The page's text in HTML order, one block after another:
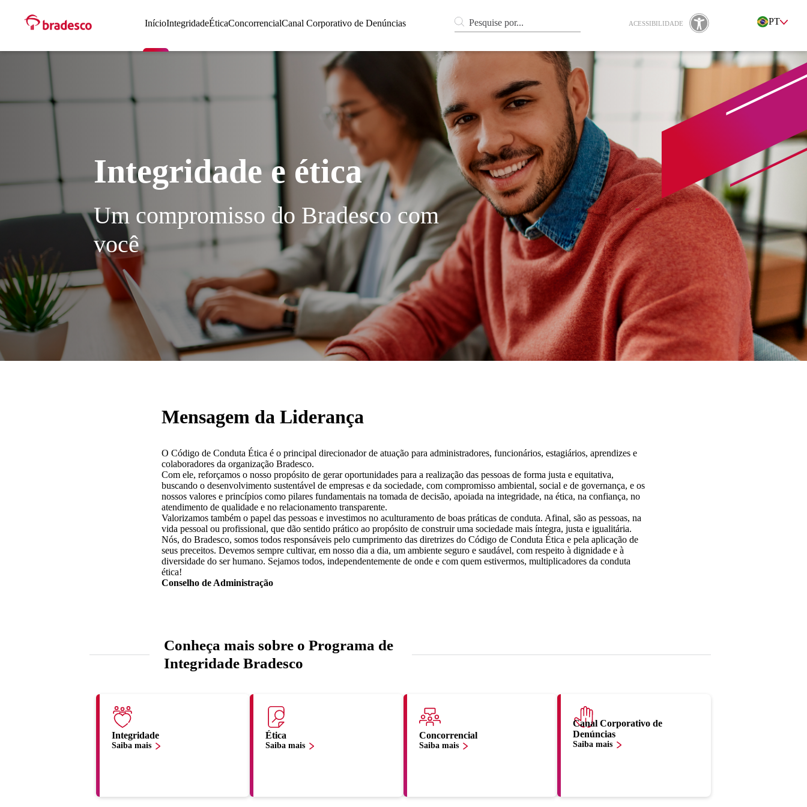
InícioIntegridadeÉticaConcorrencialCanal Corporativo de Denúncias Pesquise por... ACESSIBILIDADE PT
Integridade e ética
Um compromisso do Bradesco com
você
Mensagem da Liderança
O Código de Conduta Ética é o principal direcionador de atuação para administradores, funcionários, estagiários, aprendizes e
colaboradores da organização Bradesco.
Com ele, reforçamos o nosso propósito de gerar oportunidades para a realização das pessoas de forma justa e equitativa,
buscando o desenvolvimento sustentável de empresas e da sociedade, com compromisso ambiental, social e de governança, e os
nossos valores e princípios como pilares fundamentais na tomada de decisão, apoiada na integridade, na ética, na confiança, no
atendimento de qualidade e no relacionamento transparente.
Valorizamos também o papel das pessoas e investimos no aculturamento de boas práticas de conduta. Afinal, são as pessoas, na
vida pessoal ou profissional, que dão sentido prático ao propósito de construir uma sociedade mais íntegra, justa e igualitária.
Nós, do Bradesco, somos todos responsáveis pelo cumprimento das diretrizes do Código de Conduta Ética e pela aplicação de
seus preceitos. Devemos sempre cultivar, em nosso dia a dia, um ambiente seguro e saudável, com respeito à dignidade e à
diversidade do ser humano. Sejamos todos, independentemente de onde e com quem estivermos, multiplicadores da conduta
ética!
Conselho de Administração
Conheça mais sobre o Programa de
Integridade Bradesco
Integridade
Saiba mais
Ética
Saiba mais
Concorrencial
Saiba mais
Canal Corporativo de
Denúncias
Saiba mais